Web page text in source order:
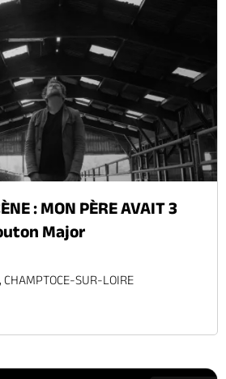
: MON PÈRE AVAIT 3
Major
SUR-LOIRE